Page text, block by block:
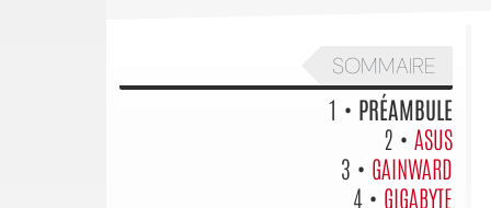
SOMMAIRE
1 • PRÉAMBULE
2 • ASUS
3 • GAINWARD
4 • GIGABYTE